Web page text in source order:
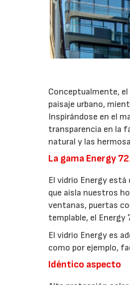
Conceptualmente, el
paisaje urbano,
Inspirándose en el
transparencia en la
natural y las
La gama Energy
El vidrio Energy
que aísla nuestros
ventanas, puertas
templable, el Energy
El vidrio Energy es
como por ejemplo,
Idéntico aspecto